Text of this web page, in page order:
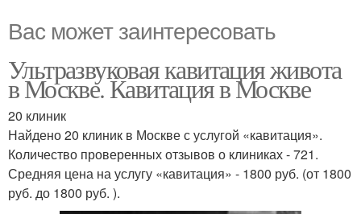
Вас может заинтересовать
Ультразвуковая кавитация живота
в Москве. Кавитация в Москве
20 клиник
Найдено 20 клиник в Москве с услугой «кавитация».
Количество проверенных отзывов о клиниках - 721.
Средняя цена на услугу «кавитация» - 1800 руб. (от 1800
руб. до 1800 руб. ).